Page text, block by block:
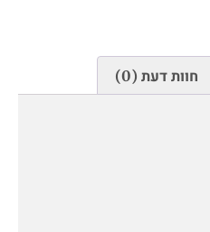
חוות דעת (0)